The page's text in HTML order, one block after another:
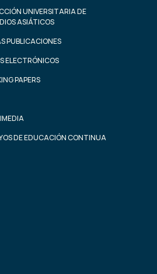
UNIVERSITARIA DE
ASIÁTICOS
PUBLICACIONES
ELECTRÓNICOS
PAPERS
DE EDUCACIÓN CONTINUA